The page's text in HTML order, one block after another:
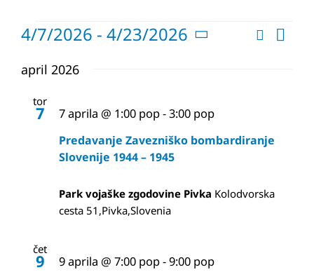
Dogodki
Dogodki
oglede
Iskanje
4/7/2026 - 4/23/2026
datum.
april 2026
tor
7
Predavanje Zavezniško bombardiranje
Slovenije 1944 – 1945
7 aprila @ 1:00 pop-3:00 pop
Park vojaške zgodovine Pivka Kolodvorska
cesta 51,Pivka,Slovenia
čet
9 9 aprila @ 7:00 pop-9:00 pop